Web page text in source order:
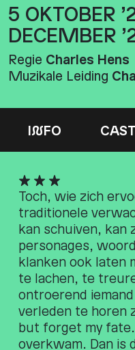
5 OKTOBER
DECEMBER
Regie Charles Hens
Muzikale Leiding
INFO CAST
Toch, wie zich
traditionele
kan schuiven, kan
personages,
klanken ook laten
te lachen, te
ontroerend
verleden te horen
but forget my
overkwam. Dan is